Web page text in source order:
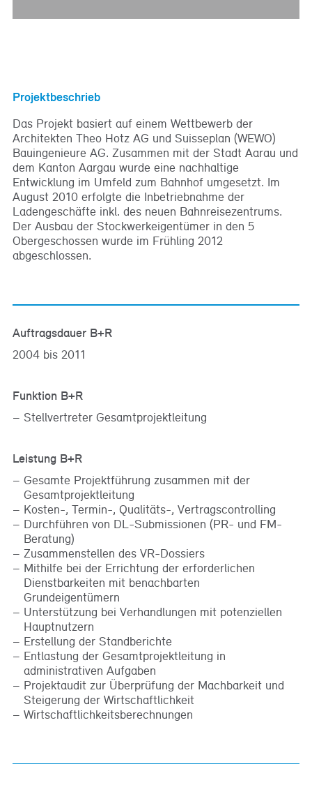
Projektbeschrieb
Das Projekt basiert auf einem Wettbewerb der
Architekten Theo Hotz AG und Suisseplan (WEWO)
Bauingenieure AG. Zusammen mit der Stadt Aarau und
dem Kanton Aargau wurde eine nachhaltige
Entwicklung im Umfeld zum Bahnhof umgesetzt. Im
August 2010 erfolgte die Inbetriebnahme der
Ladengeschäfte inkl. des neuen Bahnreisezentrums.
Der Ausbau der Stockwerkeigentümer in den 5
Obergeschossen wurde im Frühling 2012
abgeschlossen.
Auftragsdauer B+R
2004 bis 2011
Funktion B+R
Stellvertreter Gesamtprojektleitung
Leistung B+R
Gesamte Projektführung zusammen mit der
Gesamtprojektleitung
Kosten-, Termin-, Qualitäts-, Vertragscontrolling
Durchführen von DL-Submissionen (PR- und FM-
Beratung)
Zusammenstellen des VR-Dossiers
Mithilfe bei der Errichtung der erforderlichen
Dienstbarkeiten mit benachbarten
Grundeigentümern
Unterstützung bei Verhandlungen mit potenziellen
Hauptnutzern
Erstellung der Standberichte
Entlastung der Gesamtprojektleitung in
administrativen Aufgaben
Projektaudit zur Überprüfung der Machbarkeit und
Steigerung der Wirtschaftlichkeit
Wirtschaftlichkeitsberechnungen